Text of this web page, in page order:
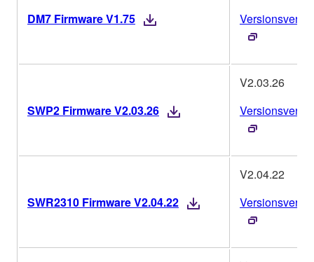
DM7 Firmware V1.75
SWP2 Firmware V2.03.26
V2.03.26
SWR2310 Firmware V2.04.22
V2.04.22